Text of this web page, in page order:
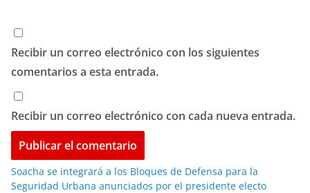
Recibir un correo electrónico con los siguientes
comentarios a esta entrada.
Recibir un correo electrónico con cada nueva entrada.
Soacha se integrará a los Bloques de Defensa para la
Seguridad Urbana anunciados por el presidente electo